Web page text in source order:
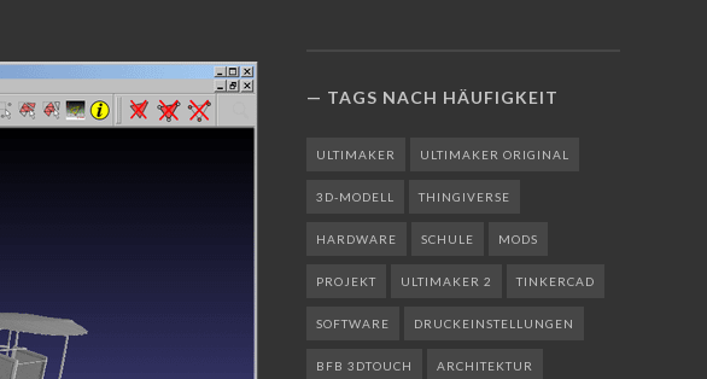
TAGS NACH HÄUFIGKEIT
ULTIMAKER ULTIMAKER ORIGINAL
3D-MODELL THINGIVERSE
HARDWARE SCHULE MODS
PROJEKT ULTIMAKER 2 TINKERCAD
SOFTWARE DRUCKEINSTELLUNGEN
BFB 3DTOUCH ARCHITEKTUR